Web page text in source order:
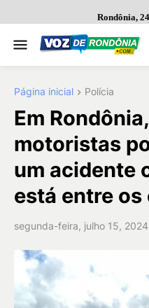
Rondônia,
Página inicial Polícia
Em
motoristas
um acidente
está entre os
segunda-feira, julho 15, 2024